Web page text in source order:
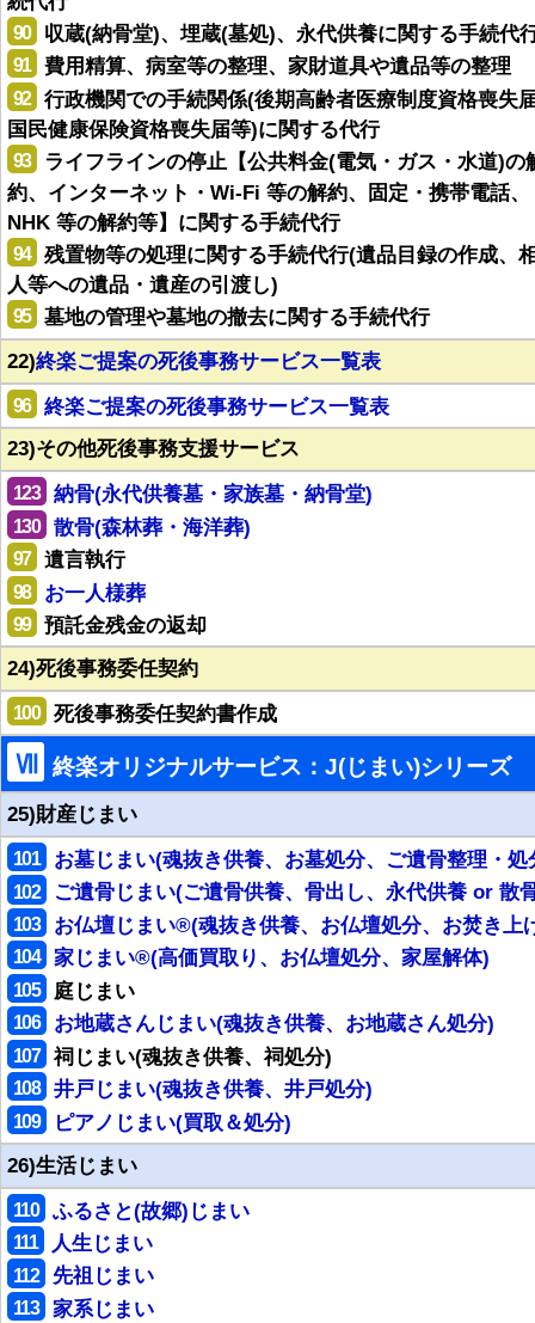
90 収蔵(納骨堂)、埋蔵(墓処)、永代供養に関する手続代
91 費用精算、病室等の整理、家財道具や遺品等の整理
92
行政機関での手続関係(後期高齢者医療制度資格喪失
国民健康保険資格喪失届等)に関する代行
93
ライフラインの停止【公共料金(電気・ガス・水道)の
約、インターネット・Wi-Fi 等の解約、固定・携帯電話、
NHK 等の解約等】に関する手続代行
94
残置物等の処理に関する手続代行(遺品目録の作成、
人等への遺品・遺産の引渡し)
95
墓地の管理や墓地の撤去に関する手続代行
22)終楽ご提案の死後事務サービス一覧表
96
終楽ご提案の死後事務サービス一覧表
23)その他死後事務支援サービス
123 納骨(永代供養墓・家族墓・納骨堂)
130 散骨(森林葬・海洋葬)
97 遺言執行
98 お一人様葬
99
預託金残金の返却
24)死後事務委任契約
100 死後事務委任契約書作成
Ⅶ 終楽オリジナルサービス：J(じまい)シリーズ
25)財産じまい
101 お墓じまい(魂抜き供養、お墓処分、ご遺骨整理・処
102 ご遺骨じまい(ご遺骨供養、骨出し、永代供養 or 散
103 お仏壇じまい®(魂抜き供養、お仏壇処分、お焚き上
104 家じまい®(高価買取り、お仏壇処分、家屋解体)
105 庭じまい
106 お地蔵さんじまい(魂抜き供養、お地蔵さん処分)
107 祠じまい(魂抜き供養、祠処分)
108 井戸じまい(魂抜き供養、井戸処分)
109
ピアノじまい(買取＆処分)
26)生活じまい
110 ふるさと(故郷)じまい
111 人生じまい
112 先祖じまい
113 家系じまい